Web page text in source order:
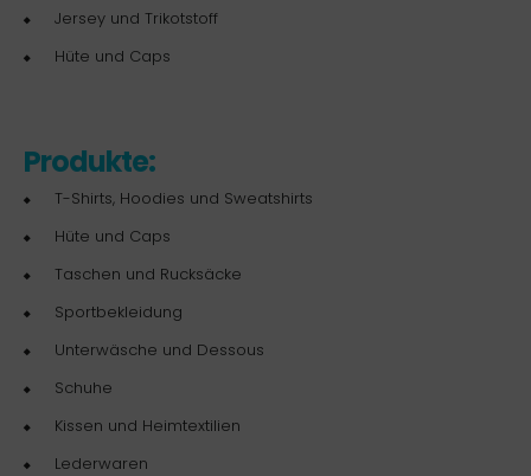
Jersey und Trikotstoff
Hüte und Caps
Produkte:
T-Shirts, Hoodies und Sweatshirts
Hüte und Caps
Taschen und Rucksäcke
Sportbekleidung
Unterwäsche und Dessous
Schuhe
Kissen und Heimtextilien
Lederwaren